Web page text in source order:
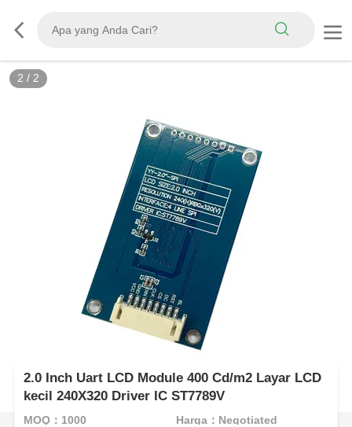
2 / 2
2.0 Inch Uart LCD Module 400 Cd/m2 Layar LCD
kecil 240X320 Driver IC ST7789V
MOQ：1000 Harga：Negotiated